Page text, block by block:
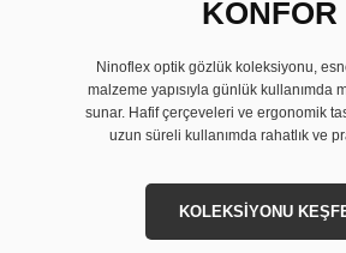
KONFOR
Ninoflex optik gözlük koleksiyonu,
malzeme yapısıyla günlük kullanımda
sunar. Hafif çerçeveleri ve ergonomik
uzun süreli kullanımda rahatlık ve
KOLEKSİYONU